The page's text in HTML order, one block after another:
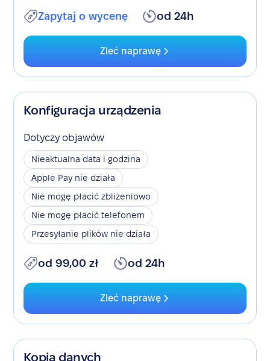
Zapytaj o wycenę od 24h
Zleć naprawę
Konfiguracja urządzenia
Dotyczy objawów
Nieaktualna data i godzina
Apple Pay nie działa
Nie mogę płacić zbliżeniowo
Nie mogę płacić telefonem
Przesyłanie plików nie działa
od 99,00 zł od 24h
Zleć naprawę
Kopia danych